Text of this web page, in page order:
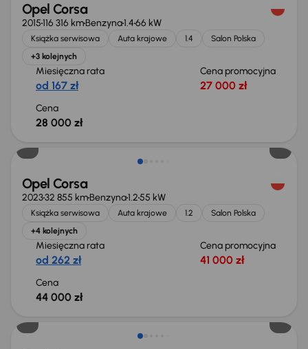
Opel Corsa
2015116 316 kmBenzyna1.466 kW
Książka serwisowa Auta krajowe 1.4
Salon Polska
+3 kolejnych
Miesięczna rata
od 167 zł
Cena promocyjna
27 000 zł
Cena
28 000 zł
Opel Corsa
202332 855 kmBenzyna1.255 kW
Książka serwisowa Auta krajowe 1.2
Salon Polska
+4 kolejnych
Miesięczna rata
od 262 zł
Cena promocyjna
41 000 zł
Cena
44 000 zł